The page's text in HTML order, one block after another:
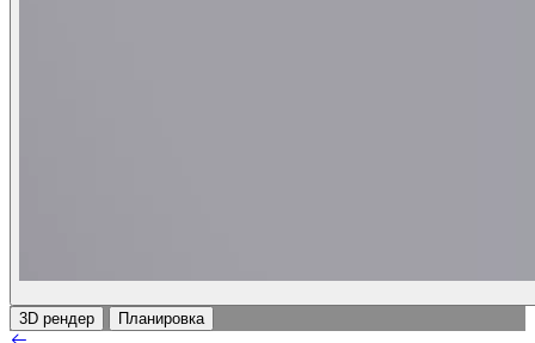
3D рендер Планировка